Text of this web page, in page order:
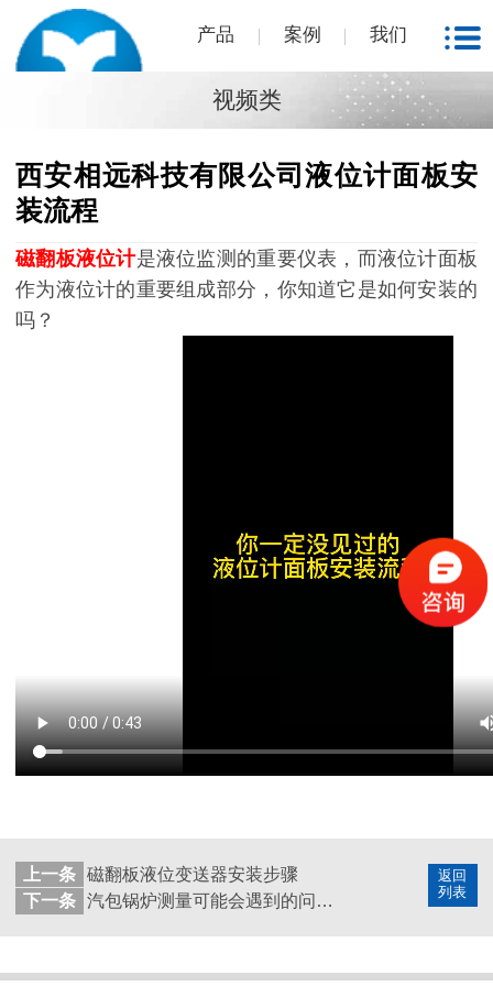
产品 案例 我们
视频类
西安相远科技有限公司液位计面板安
装流程
磁翻板液位计是液位监测的重要仪表，而液位计面板
作为液位计的重要组成部分，你知道它是如何安装的
吗？
返回
列表
上一条 磁翻板液位变送器安装步骤
下一条
汽包锅炉测量可能会遇到的问题以及该如何解决？